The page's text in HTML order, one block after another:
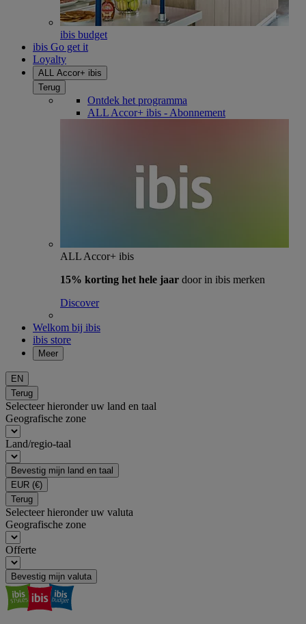
ibis budget
ibis Go get it
Loyalty
ALL Accor+ ibis
Terug
Ontdek het programma
ALL Accor+ ibis - Abonnement
ALL Accor+ ibis
15% korting het hele jaar door in ibis merken
Discover
Welkom bij ibis
ibis store
Meer
EN
Terug
Selecteer hieronder uw land en taal
Geografische zone
Land/regio-taal
Bevestig mijn land en taal
EUR (€)
Terug
Selecteer hieronder uw valuta
Geografische zone
Offerte
Bevestig mijn valuta